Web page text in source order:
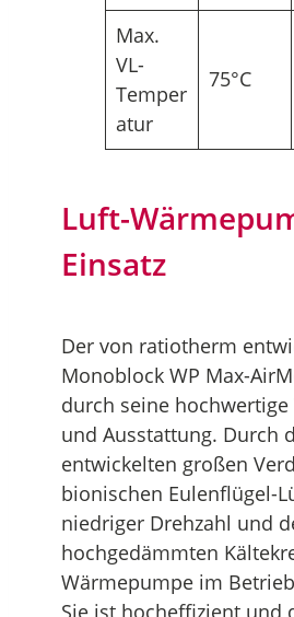
Max.
VL-
Temper
atur
75°C
Luft-
Einsatz
Der von ratiotherm
Monoblock WP Max-
durch seine
und Ausstattung. Durch
entwickelten großen
bionischen Eulenflügel-
niedriger Drehzahl und
hochgedämmten
Wärmepumpe im
Sie ist hocheffizient und